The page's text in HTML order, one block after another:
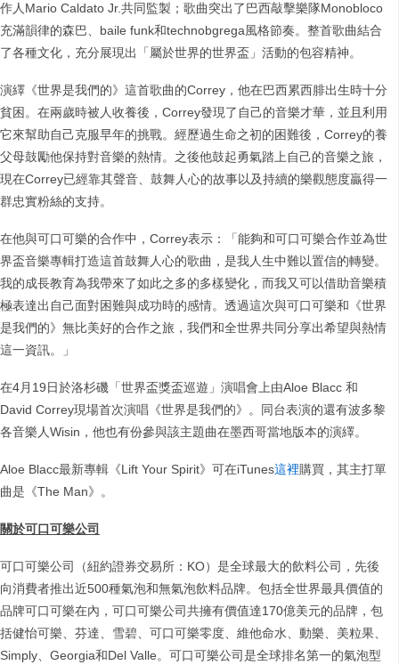
作人Mario Caldato Jr.共同監製；歌曲突出了巴西敲擊樂隊Monobloco
充滿韻律的森巴、baile funk和technobgrega風格節奏。整首歌曲結合
了各種文化，充分展現出「屬於世界的世界盃」活動的包容精神。
演繹《世界是我們的》這首歌曲的Correy，他在巴西累西腓出生時十分
貧困。在兩歲時被人收養後，Correy發現了自己的音樂才華，並且利用
它來幫助自己克服早年的挑戰。經歷過生命之初的困難後，Correy的養
父母鼓勵他保持對音樂的熱情。之後他鼓起勇氣踏上自己的音樂之旅，
現在Correy已經靠其聲音、鼓舞人心的故事以及持續的樂觀態度贏得一
群忠實粉絲的支持。
在他與可口可樂的合作中，Correy表示：「能夠和可口可樂合作並為世
界盃音樂專輯打造這首鼓舞人心的歌曲，是我人生中難以置信的轉變。
我的成長教育為我帶來了如此之多的多樣變化，而我又可以借助音樂積
極表達出自己面對困難與成功時的感情。透過這次與可口可樂和《世界
是我們的》無比美好的合作之旅，我們和全世界共同分享出希望與熱情
這一資訊。」
在4月19日於洛杉磯「世界盃獎盃巡遊」演唱會上由Aloe Blacc 和
David Correy現場首次演唱《世界是我們的》。同台表演的還有波多黎
各音樂人Wisin，他也有份參與該主題曲在墨西哥當地版本的演繹。
Aloe Blacc最新專輯《Lift Your Spirit》可在iTunes這裡購買，其主打單
曲是《The Man》。
關於可口可樂公司
可口可樂公司（紐約證券交易所：KO）是全球最大的飲料公司，先後
向消費者推出近500種氣泡和無氣泡飲料品牌。包括全世界最具價值的
品牌可口可樂在內，可口可樂公司共擁有價值達170億美元的品牌，包
括健怡可樂、芬達、雪碧、可口可樂零度、維他命水、動樂、美粒果、
Simply、Georgia和Del Valle。可口可樂公司是全球排名第一的氣泡型